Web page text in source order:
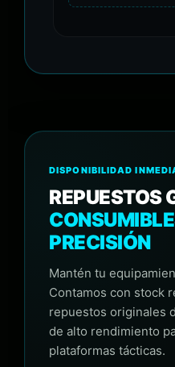
DISPONIBILIDAD
REPUESTOS
PRECISIÓN
Mantén tu
Contamos con stock
repuestos originales
de alto rendimiento
plataformas tácticas.